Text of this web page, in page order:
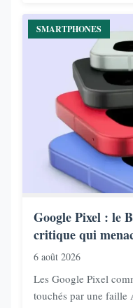
SMARTPHONES
Google Pixel : le
critique qui
6 août 2026
Les Google Pixel
touchés par une faille